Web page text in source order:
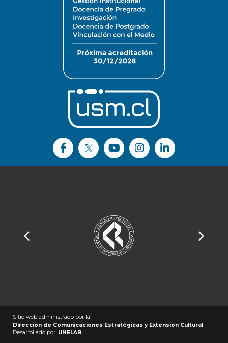
Sitio web administrado por la
Dirección de Comunicaciones Estratégicas y Extensión Cultural
Desarrollado por UNELAB